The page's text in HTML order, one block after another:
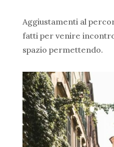
Aggiustamenti al
fatti per venire
spazio permettendo.